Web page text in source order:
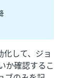
化して、ジョ
か確認するこ